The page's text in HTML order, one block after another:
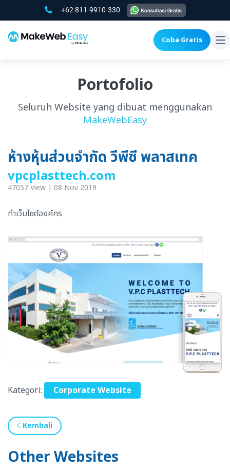
+62 811-9910-330
Coba Gratis
Portofolio
Seluruh Website yang dibuat menggunakan
MakeWebEasy
ห้างหุ้นส่วนจำกัด วีพีซี พลาสเทค
vpcplasttech.com
47057 View | 08 Nov 2019
ทำเว็บไซต์องค์กร
Kategori: Corporate Website
Kembali
Other Websites